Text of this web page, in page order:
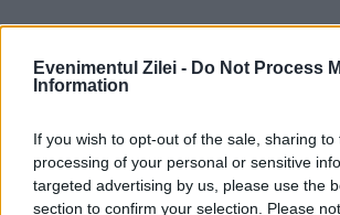
Evenimentul Zilei - Do Not Process
Information
If you wish to opt-out of the sale, sharing
processing of your personal or sensitive
targeted advertising by us, please use the
section to confirm your selection. Please